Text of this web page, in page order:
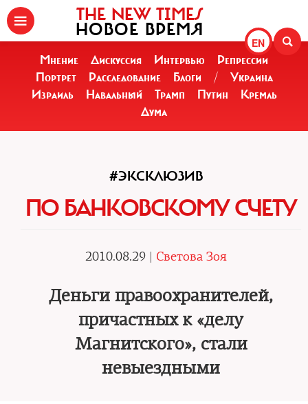
EN
THE NEW TIMES
НОВОЕ ВРЕМЯ
Мнение Дискуссия Интервью
Репрессии
Портрет
Расследование Блоги /
Украина
Израиль
Навальный Трамп Путин
Кремль
Дума
#ЭКСКЛЮЗИВ
ПО БАНКОВСКОМУ СЧЕТУ
2010.08.29 | Светова Зоя
Деньги правоохранителей,
причастных к «делу
Магнитского», стали
невыездными